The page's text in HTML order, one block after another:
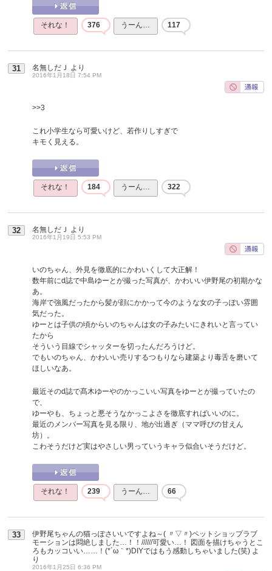
それな！ 376 うーん… 117
31 名無しだＪ より
2016年1月18日 7:54 PM
>>3
これ小学生なら可愛いけど、若作りしすぎで
キモく見える。
それな！ 184 うーん… 322
32 名無しだＪ より
2016年1月19日 5:53 PM
いのちゃん、外見を徹底的にかわいくして大正解！
数年前にd誌で中島ゆーとが撮った写真が、かわいい伊野尾の初期かな
あ。
海岸で強風だったから髪が顔にかかって今のような女の子っぽい雰囲
気だった。
ゆーとは子供の頃からいのちゃんは女の子みたいにきれいと言ってい
たから
そういう目線でシャッターを切ったんだろうけど。
でもいのちゃん、かわいい売りするつもりなら建築より毒舌を磨いて
ほしいなあ。
最近そのd誌で髙木ゆーやのかっこいい写真をゆーとが撮っていたの
で、
ゆーやも、ちょっと悪そうなかっこよさを徹底すればいいのに。
最近のメンバー写真を見る限り、地が出過ぎ（ママ呼びの甘えん
坊）。
こわそうだけど実はやさしい男っていうキャラ似合いそうだけど。
それな！ 239 うーん… 66
33
伊野尾ちゃんの猫っぽさいいですよね～( 〃▽〃)ペットショップラブ
モーションは悶絶しました…！！//////可愛い…！ 図面を描けちゃうとこ
ろもカッコいい……！(*´ω｀*)DIYではもう感動しちゃいました(笑) よ
り
2016年1月25日 6:36 PM